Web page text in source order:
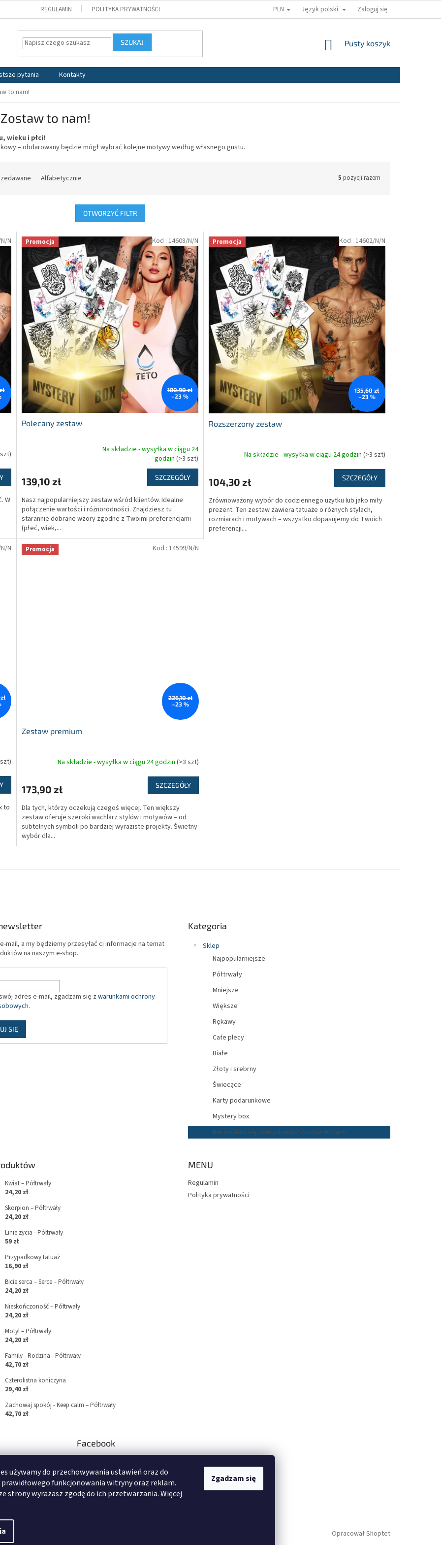
używamy do przechowywania ustawień oraz do
funkcjonowania witryny oraz reklam.
strony wyrażasz zgodę do ich przetwarzania.Więcej
Zgadzam się
REGULAMIN POLITYKA PRYWATNOŚCI PLN Język polski Zaloguj się
SZUKAJ KOSZYK
Pusty koszyk
pytania
Kontakty
to nam!
to nam!
wieku i płci!
– obdarowany będzie mógł wybrać kolejne motywy według własnego gustu.
Alfabetycznie 5 pozycji razem
OTWORZYĆ FILTR
W
N Promocja
180,90 zł
–23 %
Polecany zestaw
wynosi
na
5
gwiazdek.
Na składzie - wysyłka w ciągu 24
godzin (>3 szt)
139,10 zł SZCZEGÓŁY
Nasz najpopularniejszy zestaw wśród klientów. Idealne
połączenie wartości i różnorodności. Znajdziesz tu
starannie dobrane wzory zgodne z Twoimi preferencjami
(płeć, wiek,...
Kod : 14608/N/N Promocja
135,60 zł
–23 %
Rozszerzony zestaw
Na składzie - wysyłka w ciągu 24 godzin (>3 szt)
104,30 zł SZCZEGÓŁY
Zrównoważony wybór do codziennego użytku lub jako miły
prezent. Ten zestaw zawiera tatuaże o różnych stylach,
rozmiarach i motywach – wszystko dopasujemy do Twoich
preferencji....
Kod : 14602/N/N
to
N Promocja
226,10 zł
–23 %
Zestaw premium
Na składzie - wysyłka w ciągu 24 godzin (>3 szt)
173,90 zł SZCZEGÓŁY
Dla tych, którzy oczekują czegoś więcej. Ten większy
zestaw oferuje szeroki wachlarz stylów i motywów – od
subtelnych symboli po bardziej wyraziste projekty. Świetny
wybór dla...
Kod : 14599/N/N
o
l
t
mail, a my będziemy przesyłać ci informacje na temat
na naszym e-shop.
adres e-mail, zgadzam się z warunkami ochrony
.
SIĘ
kategorie
Kategoria
Sklep
Najpopularniejsze
Półtrwały
Mniejsze
Większe
Rękawy
Całe plecy
Białe
Złoty i srebrny
Świecące
Karty podarunkowe
Mystery box
Nie możesz się zdecydować? Zostaw to nam!
Kwiat – Półtrwały
24,20 zł
Skorpion – Półtrwały
24,20 zł
Linie życia - Półtrwały
59 zł
Przypadkowy tatuaż
16,90 zł
Bicie serca – Serce – Półtrwały
24,20 zł
Nieskończoność – Półtrwały
24,20 zł
Motyl – Półtrwały
24,20 zł
Family - Rodzina - Półtrwały
42,70 zł
Czterolistna koniczyna
29,40 zł
Zachowaj spokój - Keep calm – Półtrwały
42,70 zł
MENU
Regulamin
Polityka prywatności
www.facebook.co
Facebook
Opracował Shoptet
zastrzeżone.